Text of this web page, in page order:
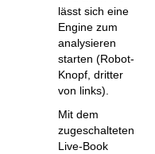
lässt sich eine
Engine zum
analysieren
starten (Robot-
Knopf, dritter
von links).
Mit dem
zugeschalteten
Live-Book